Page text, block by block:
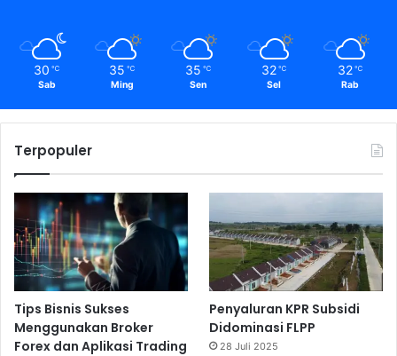
30 ℃
Sab
35 ℃
Ming
35 ℃
Sen
32 ℃
Sel
32 ℃
Rab
Terpopuler
Tips Bisnis Sukses
Menggunakan Broker
Forex dan Aplikasi Trading
Penyaluran KPR Subsidi
Didominasi FLPP
28 Juli 2025